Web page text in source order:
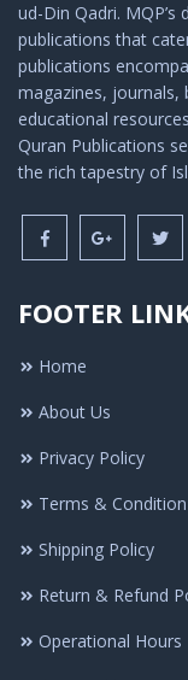
ud-Din Qadri.
publications that
publications
magazines, journals,
educational
Quran Publications
the rich tapestry of
FOOTER
Home
About Us
Privacy Policy
Terms & Condition
Shipping Policy
Return & Refund
Operational Hours